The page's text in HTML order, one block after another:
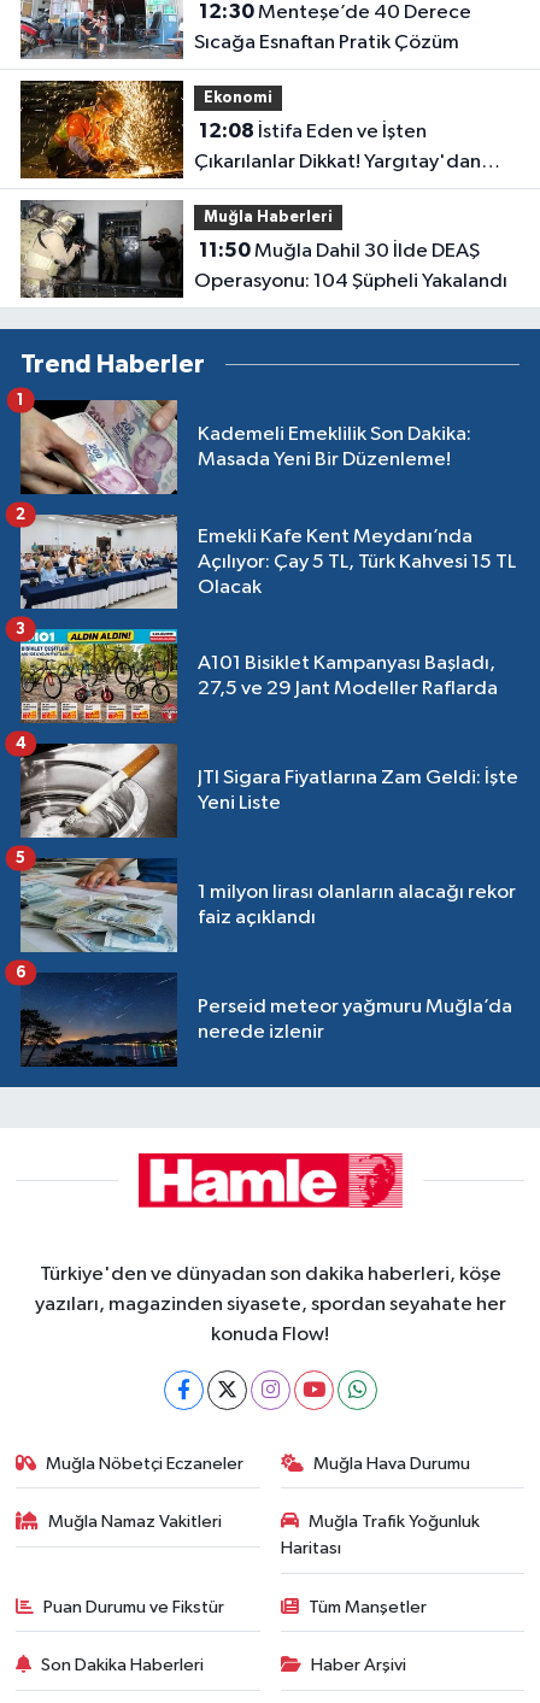
12:30Menteşe’de 40 Derece
Sıcağa Esnaftan Pratik Çözüm
Ekonomi
12:08
Çıkarılanlar Dikkat! Yargıtay'dan
Milyonları Sevince Boğan Kıdem
Tazminatı Müjdesi
Muğla Haberleri
11:50Muğla Dahil 30 İlde DEAŞ
Operasyonu: 104 Şüpheli Yakalandı
Trend Haberler
Kademeli Emeklilik Son Dakika:
Masada Yeni Bir Düzenleme!
1
Emekli Kafe Kent Meydanı’nda
Açılıyor: Çay 5 TL, Türk Kahvesi 15 TL
Olacak
2
A101 Bisiklet Kampanyası Başladı,
27,5 ve 29 Jant Modeller Raflarda
3
JTI Sigara Fiyatlarına Zam Geldi: İşte
Yeni Liste
4
1 milyon lirası olanların alacağı rekor
faiz açıklandı
5
Perseid meteor yağmuru Muğla’da
nerede izlenir
6
Türkiye'den ve dünyadan son dakika haberleri, köşe
yazıları, magazinden siyasete, spordan seyahate her
konuda Flow!
Muğla Nöbetçi Eczaneler Muğla Hava Durumu
Muğla Namaz Vakitleri
Muğla Trafik Yoğunluk
Haritası
Puan Durumu ve Fikstür Tüm Manşetler
Son Dakika Haberleri Haber Arşivi